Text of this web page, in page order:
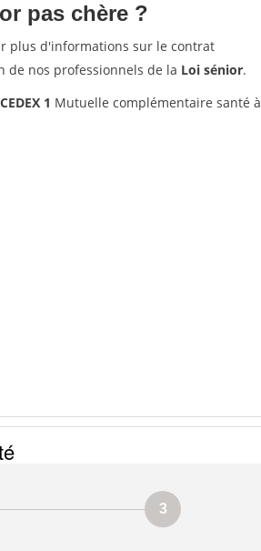
pas chère ?
plus d'informations sur le contrat
de nos professionnels de la Loi sénior.
1 Mutuelle complémentaire santé à